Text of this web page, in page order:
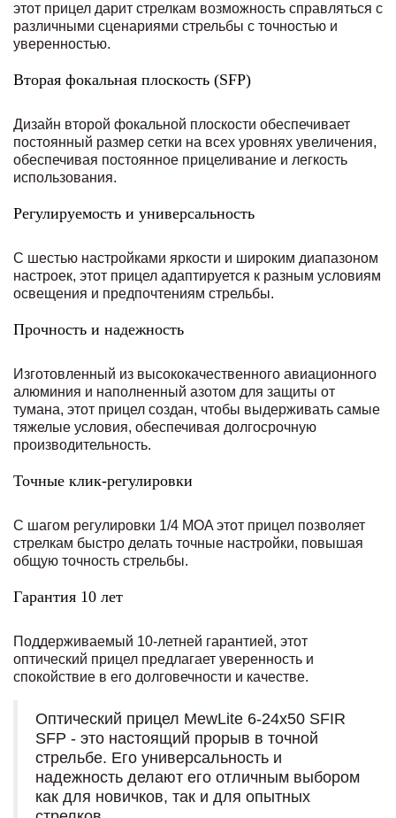
этот прицел дарит стрелкам возможность справляться с
различными сценариями стрельбы с точностью и
уверенностью.
Вторая фокальная плоскость (SFP)
Дизайн второй фокальной плоскости обеспечивает
постоянный размер сетки на всех уровнях увеличения,
обеспечивая постоянное прицеливание и легкость
использования.
Регулируемость и универсальность
С шестью настройками яркости и широким диапазоном
настроек, этот прицел адаптируется к разным условиям
освещения и предпочтениям стрельбы.
Прочность и надежность
Изготовленный из высококачественного авиационного
алюминия и наполненный азотом для защиты от
тумана, этот прицел создан, чтобы выдерживать самые
тяжелые условия, обеспечивая долгосрочную
производительность.
Точные клик-регулировки
С шагом регулировки 1/4 MOA этот прицел позволяет
стрелкам быстро делать точные настройки, повышая
общую точность стрельбы.
Гарантия 10 лет
Поддерживаемый 10-летней гарантией, этот
оптический прицел предлагает уверенность и
спокойствие в его долговечности и качестве.
Оптический прицел MewLite 6-24x50 SFIR
SFP - это настоящий прорыв в точной
стрельбе. Его универсальность и
надежность делают его отличным выбором
как для новичков, так и для опытных